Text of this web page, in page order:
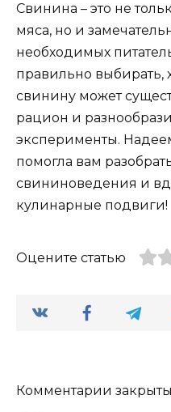
Свинина – это не
мяса, но и
необходимых
правильно выбирать,
свинину может
рацион и
эксперименты.
помогла вам
свининоведения и
кулинарные подвиги!
Оцените статью
Комментарии